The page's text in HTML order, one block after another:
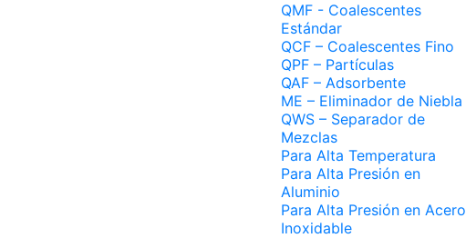
QMF - Coalescentes
Estándar
QCF – Coalescentes Fino
QPF – Partículas
QAF – Adsorbente
ME – Eliminador de Niebla
QWS – Separador de
Mezclas
Para Alta Temperatura
Para Alta Presión en
Aluminio
Para Alta Presión en Acero
Inoxidable